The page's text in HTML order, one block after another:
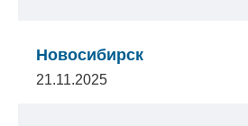
Новосибирск
21.11.2025